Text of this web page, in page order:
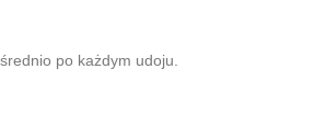
po każdym udoju.